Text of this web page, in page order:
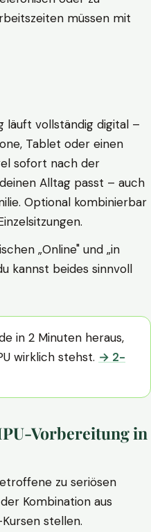
müssen mit
läuft vollständig digital –
Tablet oder einen
sofort nach der
Alltag passt – auch
Optional kombinierbar
„Online" und „in
kannst beides sinnvoll
in 2 Minuten heraus,
wirklich stehst. → 2-
Vorbereitung in
zu seriösen
Kombination aus
stellen.